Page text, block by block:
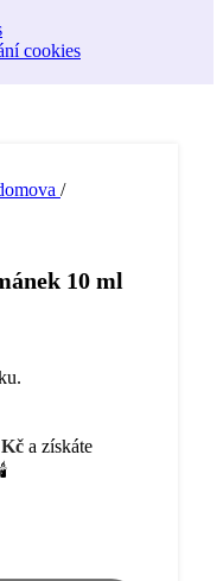
cookies
/
10 ml
Kč a získáte